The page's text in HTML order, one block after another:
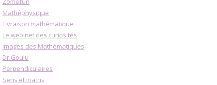
Mathéphysique
Livraison mathématique
Le webinet des curiosités
Images des Mathématiques
Dr Goulu
Perpendiculaires
Sens et maths